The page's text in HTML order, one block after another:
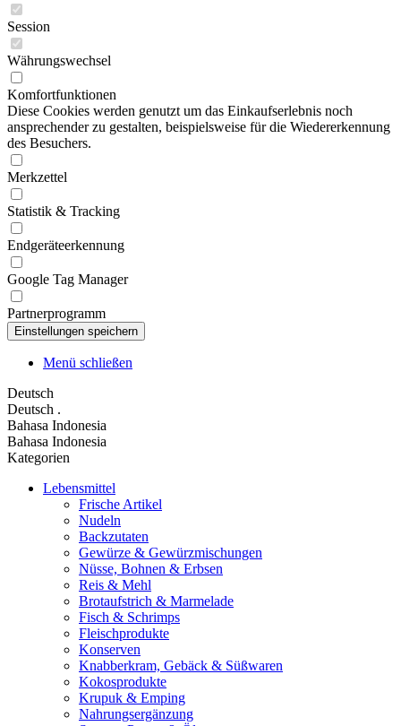
Session
Währungswechsel
Komfortfunktionen
Diese Cookies werden genutzt um das Einkaufserlebnis noch
ansprechender zu gestalten, beispielsweise für die Wiedererkennung
des Besuchers.
Merkzettel
Statistik & Tracking
Endgeräteerkennung
Google Tag Manager
Partnerprogramm
Menü schließen
Deutsch
Deutsch .
Bahasa Indonesia
Bahasa Indonesia
Kategorien
Lebensmittel
Frische Artikel
Nudeln
Backzutaten
Gewürze & Gewürzmischungen
Nüsse, Bohnen & Erbsen
Reis & Mehl
Brotaufstrich & Marmelade
Fisch & Schrimps
Fleischprodukte
Konserven
Knabberkram, Gebäck & Süßwaren
Kokosprodukte
Krupuk & Emping
Nahrungsergänzung